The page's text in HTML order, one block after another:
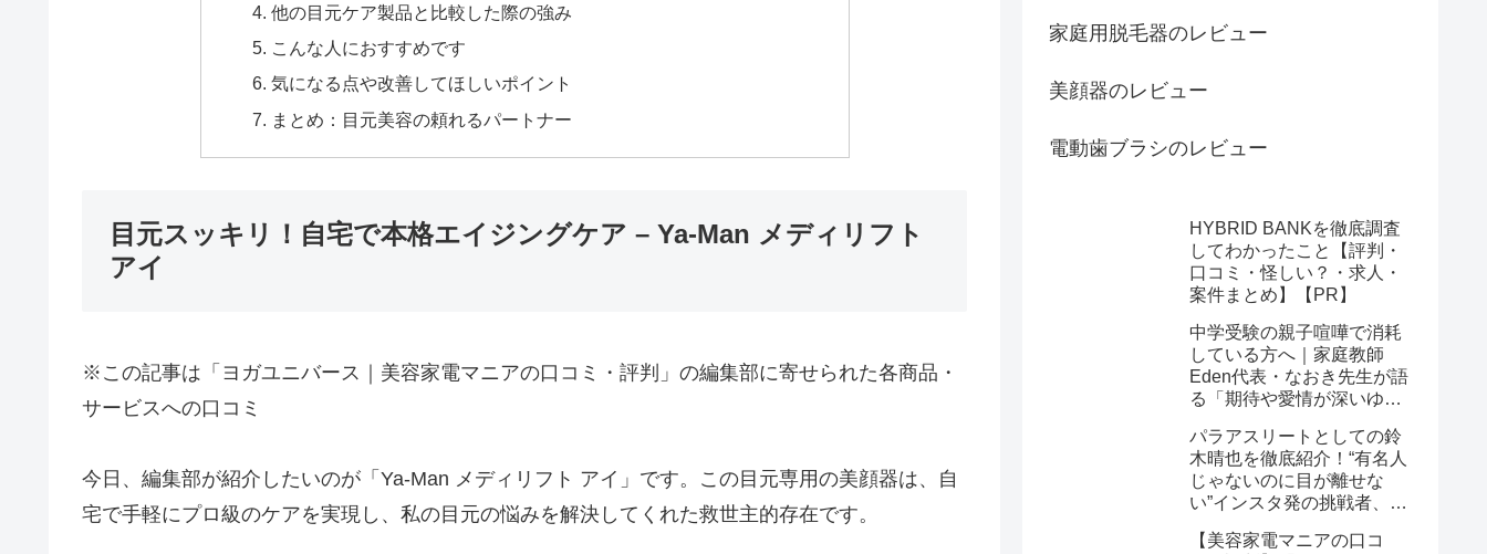
他の目元ケア製品と比較した際の強み
こんな人におすすめです
気になる点や改善してほしいポイント
まとめ：目元美容の頼れるパートナー
目元スッキリ！自宅で本格エイジングケア – Ya-Man メディリフト
アイ
※この記事は「ヨガユニバース｜美容家電マニアの口コミ・評判」の編集部に寄せられた各商品・
サービスへの口コミ
今日、編集部が紹介したいのが「Ya-Man メディリフト アイ」です。この目元専用の美顔器は、自
宅で手軽にプロ級のケアを実現し、私の目元の悩みを解決してくれた救世主的存在です。
家庭用脱毛器のレビュー
美顔器のレビュー
電動歯ブラシのレビュー
HYBRID BANKを徹底調査
してわかったこと【評判・
口コミ・怪しい？・求人・
案件まとめ】【PR】
中学受験の親子喧嘩で消耗
している方へ｜家庭教師
Eden代表・なおき先生が語
る「期待や愛情が深いゆえ
と、間に第三者を入れると
いう選び方
パラアスリートとしての鈴
木晴也を徹底紹介！“有名人
じゃないのに目が離せな
い”インスタ発の挑戦者、そ
を長めに追います
【美容家電マニアの口コ